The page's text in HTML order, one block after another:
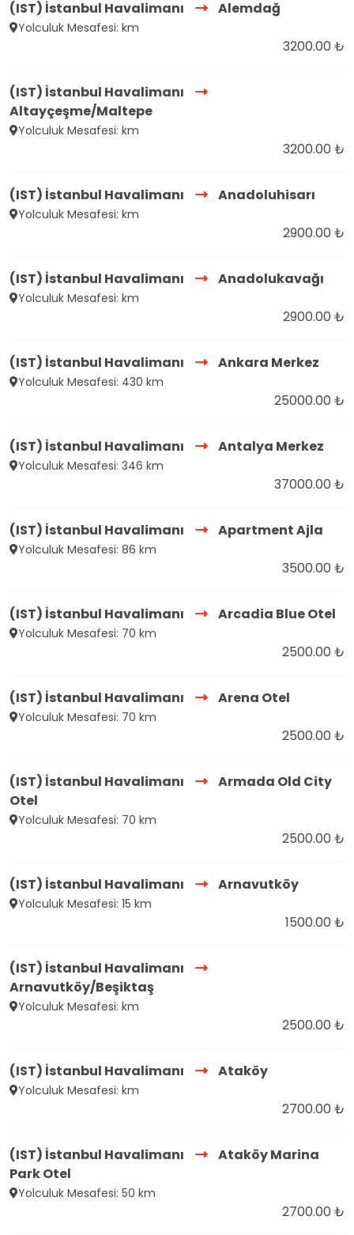
(IST) İstanbul Havalimanı Alemdağ
Yolculuk Mesafesi: km
3200.00 ₺
(IST) İstanbul Havalimanı
Altayçeşme/Maltepe
Yolculuk Mesafesi: km
3200.00 ₺
(IST) İstanbul Havalimanı Anadoluhisarı
Yolculuk Mesafesi: km
2900.00 ₺
(IST) İstanbul Havalimanı Anadolukavağı
Yolculuk Mesafesi: km
2900.00 ₺
(IST) İstanbul Havalimanı Ankara Merkez
Yolculuk Mesafesi: 430 km
25000.00 ₺
(IST) İstanbul Havalimanı Antalya Merkez
Yolculuk Mesafesi: 346 km
37000.00 ₺
(IST) İstanbul Havalimanı Apartment Ajla
Yolculuk Mesafesi: 86 km
3500.00 ₺
(IST) İstanbul Havalimanı Arcadia Blue Otel
Yolculuk Mesafesi: 70 km
2500.00 ₺
(IST) İstanbul Havalimanı Arena Otel
Yolculuk Mesafesi: 70 km
2500.00 ₺
(IST) İstanbul Havalimanı
Armada Old City
Otel
Yolculuk Mesafesi: 70 km
2500.00 ₺
(IST) İstanbul Havalimanı Arnavutköy
Yolculuk Mesafesi: 15 km
1500.00 ₺
(IST) İstanbul Havalimanı
Arnavutköy/Beşiktaş
Yolculuk Mesafesi: km
2500.00 ₺
(IST) İstanbul Havalimanı Ataköy
Yolculuk Mesafesi: km
2700.00 ₺
(IST) İstanbul Havalimanı
Ataköy Marina
Park Otel
Yolculuk Mesafesi: 50 km
2700.00 ₺